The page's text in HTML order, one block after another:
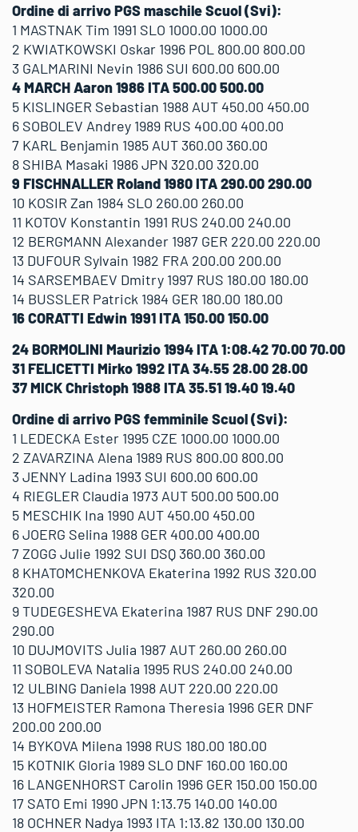
Ordine di arrivo PGS maschile Scuol (Svi):
1 MASTNAK Tim 1991 SLO 1000.00 1000.00
2 KWIATKOWSKI Oskar 1996 POL 800.00 800.00
3 GALMARINI Nevin 1986 SUI 600.00 600.00
4 MARCH Aaron 1986 ITA 500.00 500.00
5 KISLINGER Sebastian 1988 AUT 450.00 450.00
6 SOBOLEV Andrey 1989 RUS 400.00 400.00
7 KARL Benjamin 1985 AUT 360.00 360.00
8 SHIBA Masaki 1986 JPN 320.00 320.00
9 FISCHNALLER Roland 1980 ITA 290.00 290.00
10 KOSIR Zan 1984 SLO 260.00 260.00
11 KOTOV Konstantin 1991 RUS 240.00 240.00
12 BERGMANN Alexander 1987 GER 220.00 220.00
13 DUFOUR Sylvain 1982 FRA 200.00 200.00
14 SARSEMBAEV Dmitry 1997 RUS 180.00 180.00
14 BUSSLER Patrick 1984 GER 180.00 180.00
16 CORATTI Edwin 1991 ITA 150.00 150.00
24 BORMOLINI Maurizio 1994 ITA 1:08.42 70.00 70.00
31 FELICETTI Mirko 1992 ITA 34.55 28.00 28.00
37 MICK Christoph 1988 ITA 35.51 19.40 19.40
Ordine di arrivo PGS femminile Scuol (Svi):
1 LEDECKA Ester 1995 CZE 1000.00 1000.00
2 ZAVARZINA Alena 1989 RUS 800.00 800.00
3 JENNY Ladina 1993 SUI 600.00 600.00
4 RIEGLER Claudia 1973 AUT 500.00 500.00
5 MESCHIK Ina 1990 AUT 450.00 450.00
6 JOERG Selina 1988 GER 400.00 400.00
7 ZOGG Julie 1992 SUI DSQ 360.00 360.00
8 KHATOMCHENKOVA Ekaterina 1992 RUS 320.00
320.00
9 TUDEGESHEVA Ekaterina 1987 RUS DNF 290.00
290.00
10 DUJMOVITS Julia 1987 AUT 260.00 260.00
11 SOBOLEVA Natalia 1995 RUS 240.00 240.00
12 ULBING Daniela 1998 AUT 220.00 220.00
13 HOFMEISTER Ramona Theresia 1996 GER DNF
200.00 200.00
14 BYKOVA Milena 1998 RUS 180.00 180.00
15 KOTNIK Gloria 1989 SLO DNF 160.00 160.00
16 LANGENHORST Carolin 1996 GER 150.00 150.00
17 SATO Emi 1990 JPN 1:13.75 140.00 140.00
18 OCHNER Nadya 1993 ITA 1:13.82 130.00 130.00